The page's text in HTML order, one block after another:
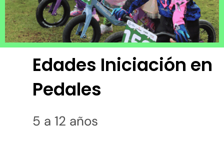
Edades Iniciación en
Pedales
5 a 12 años